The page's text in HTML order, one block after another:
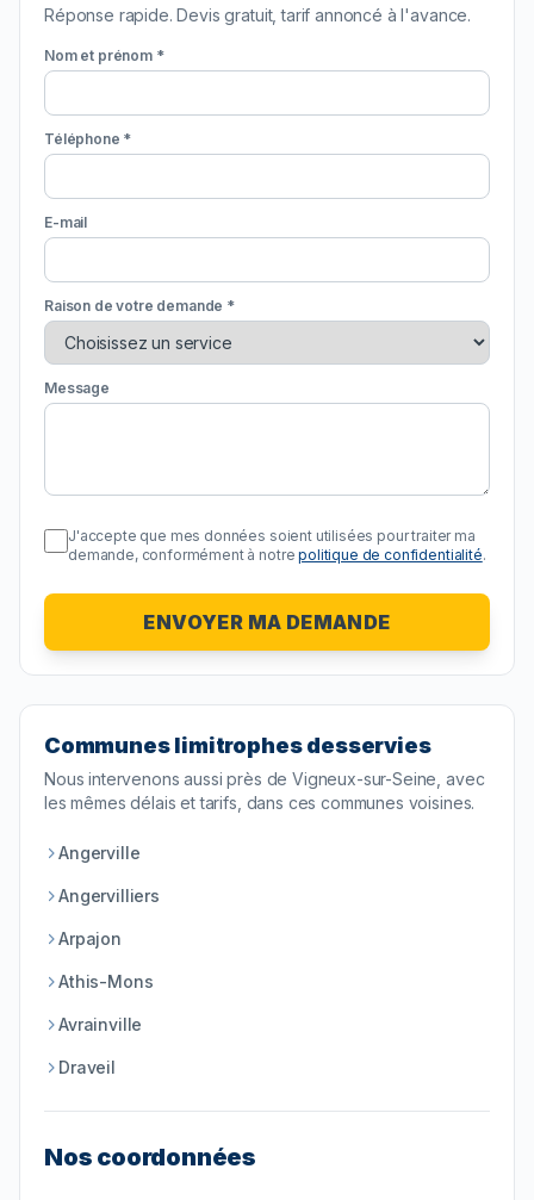
Réponse rapide. Devis gratuit, tarif annoncé à l'avance.
Nom et prénom *
Téléphone *
E-mail
Raison de votre demande *
Message
J'accepte que mes données soient utilisées pour traiter ma
demande, conformément à notre politique de confidentialité.
ENVOYER MA DEMANDE
Communes limitrophes desservies
Nous intervenons aussi près deVigneux-sur-Seine , avec
les mêmes délais et tarifs, dans ces communes voisines.
Angerville
Angervilliers
Arpajon
Athis-Mons
Avrainville
Draveil
Nos coordonnées